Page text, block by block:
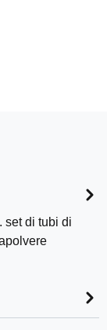
set di tubi di